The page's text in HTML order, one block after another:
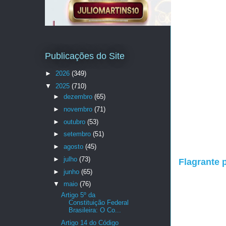
Flagrante
Publicações do Site
► 2026 (349)
▼ 2025 (710)
► dezembro (65)
► novembro (71)
► outubro (53)
► setembro (51)
► agosto (45)
► julho (73)
► junho (65)
▼ maio (76)
Artigo 5º da
Constituição Federal
Brasileira: O Co...
Artigo 14 do Código